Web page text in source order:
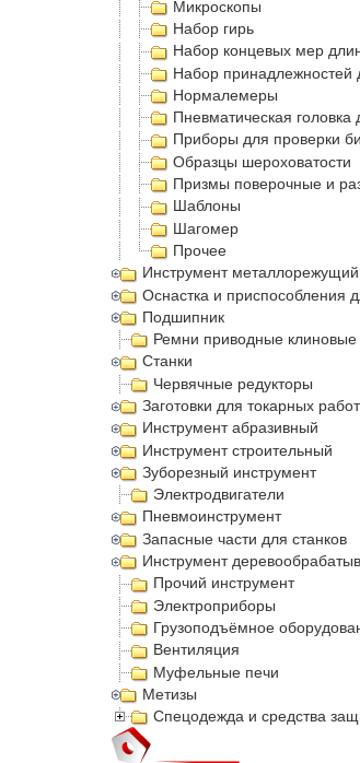
Микроскопы
Набор гирь
Набор концевых мер
Набор принадлежностей
Нормалемеры
Пневматическая головка
Приборы для проверки
Образцы шероховатости
Призмы поверочные и
Шаблоны
Шагомер
Прочее
Инструмент металлорежущий
Оснастка и приспособления
Подшипник
Ремни приводные клиновые
Станки
Червячные редукторы
Заготовки для токарных работ
Инструмент абразивный
Инструмент строительный
Зуборезный инструмент
Электродвигатели
Пневмоинструмент
Запасные части для станков
Инструмент
Прочий инструмент
Электроприборы
Грузоподъёмное
Вентиляция
Муфельные печи
Метизы
Спецодежда и средства